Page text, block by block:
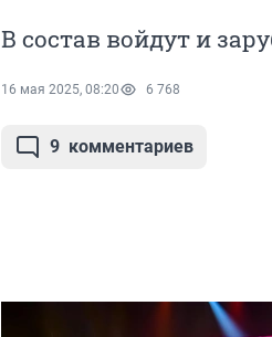
В состав войдут и
16 мая 2025, 08:20 6 768
9 комментариев